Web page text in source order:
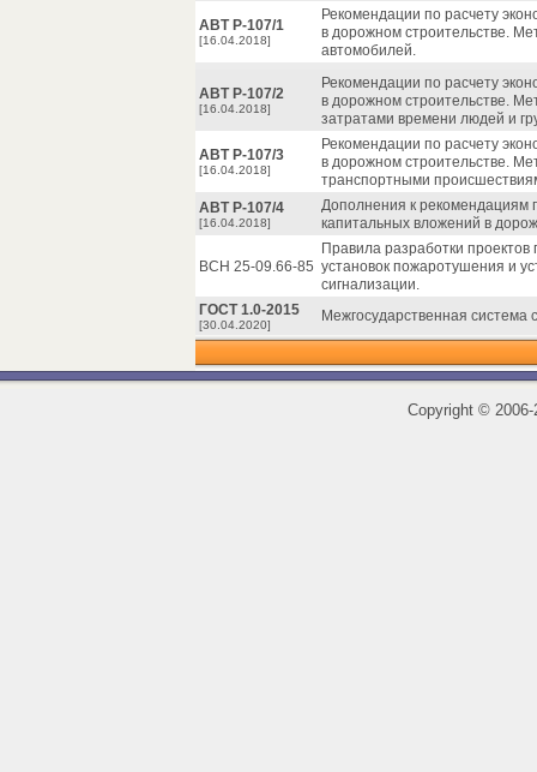
АВТ Р-107/1
[16.04.2018]
Рекомендации по расчету
в дорожном строительстве.
автомобилей.
АВТ Р-107/2
[16.04.2018]
Рекомендации по расчету
в дорожном строительстве.
затратами времени людей и
АВТ Р-107/3
[16.04.2018]
Рекомендации по расчету
в дорожном строительстве.
транспортными
АВТ Р-107/4
[16.04.2018]
Дополнения к рекомендациям
капитальных вложений в
ВСН 25-09.66-85
Правила разработки
установок пожаротушения и
сигнализации.
ГОСТ 1.0-2015
[30.04.2020]
Межгосударственная
Copyright ©